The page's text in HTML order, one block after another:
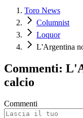
Toro News
Columnist
Loquor
L'Argentina
Commenti:
calcio
Commenti